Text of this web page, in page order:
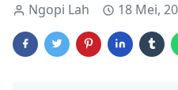
Ngopi Lah 18 Mei,